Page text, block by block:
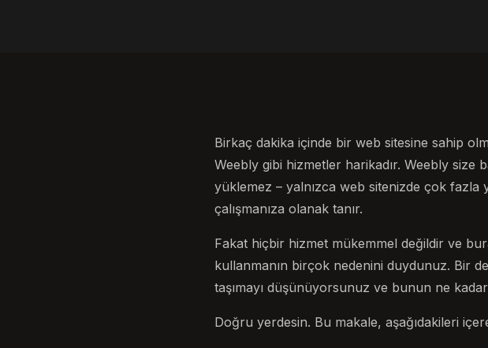
Birkaç dakika içinde bir web sitesine sahip
Weebly gibi hizmetler harikadır. Weebly size
yüklemez – yalnızca web sitenizde çok
çalışmanıza olanak tanır.
Fakat hiçbir hizmet mükemmel değildir ve
kullanmanın birçok nedenini duydunuz. Bir
taşımayı düşünüyorsunuz ve bunun ne
Doğru yerdesin. Bu makale, aşağıdakileri